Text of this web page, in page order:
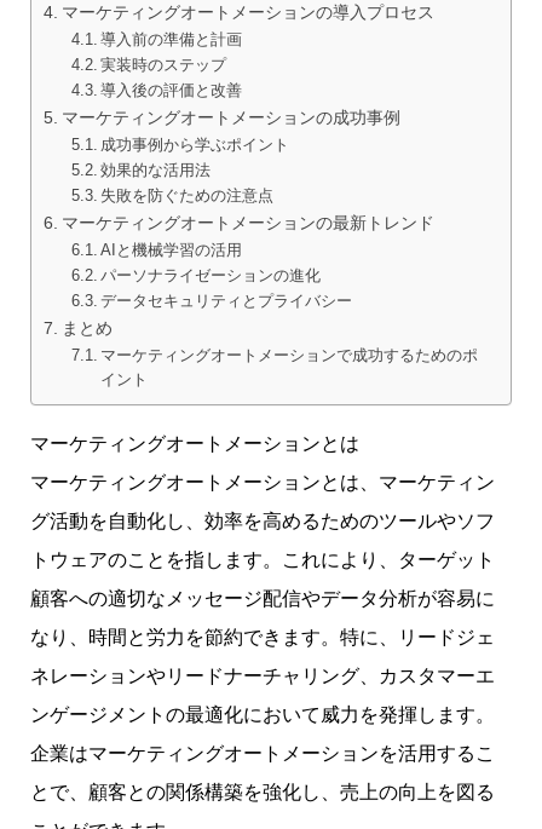
マーケティングオートメーションの導入プロセス
導入前の準備と計画
実装時のステップ
導入後の評価と改善
マーケティングオートメーションの成功事例
成功事例から学ぶポイント
効果的な活用法
失敗を防ぐための注意点
マーケティングオートメーションの最新トレンド
AIと機械学習の活用
パーソナライゼーションの進化
データセキュリティとプライバシー
まとめ
マーケティングオートメーションで成功するためのポ
イント
マーケティングオートメーションとは
マーケティングオートメーションとは、マーケティン
グ活動を自動化し、効率を高めるためのツールやソフ
トウェアのことを指します。これにより、ターゲット
顧客への適切なメッセージ配信やデータ分析が容易に
なり、時間と労力を節約できます。特に、リードジェ
ネレーションやリードナーチャリング、カスタマーエ
ンゲージメントの最適化において威力を発揮します。
企業はマーケティングオートメーションを活用するこ
とで、顧客との関係構築を強化し、売上の向上を図る